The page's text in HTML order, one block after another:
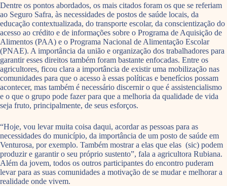
Dentre os pontos abordados, os mais citados foram os que se referiam
ao Seguro Safra, às necessidades de postos de saúde locais, da
educação contextualizada, do transporte escolar, da conscientização do
acesso ao crédito e de informações sobre o Programa de Aquisição de
Alimentos (PAA) e o Programa Nacional de Alimentação Escolar
(PNAE). A importância da união e organização dos trabalhadores para
garantir esses direitos também foram bastante enfocadas. Entre os
agricultores, ficou clara a importância de existir uma mobilização nas
comunidades para que o acesso à essas políticas e benefícios possam
acontecer, mas também é necessário discernir o que é assistencialismo
e o que o grupo pode fazer para que a melhoria da qualidade de vida
seja fruto, principalmente, de seus esforços.
“Hoje, vou levar muita coisa daqui, acordar as pessoas para as
necessidades do município, da importância de um posto de saúde em
Venturosa, por exemplo. Também mostrar a elas que elas (sic) podem
produzir e garantir o seu próprio sustento”, fala a agricultora Rubiana.
Além da jovem, todos os outros participantes do encontro puderam
levar para as suas comunidades a motivação de se mudar e melhorar a
realidade onde vivem.